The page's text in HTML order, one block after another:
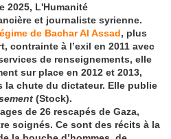
2025, L'Humanité
et journaliste syrienne.
de Bachar Al Assad, plus
contrainte à l’exil en 2011 avec
de renseignements, elle
sur place en 2012 et 2013,
la chute du dictateur. Elle publie
(Stock).
de 26 rescapés de Gaza,
soignés. Ce sont des récits à la